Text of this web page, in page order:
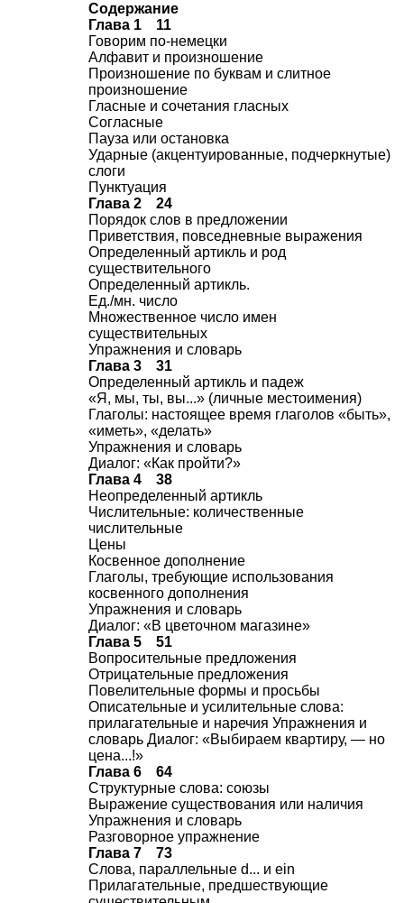
Содержание
Глава 1 11
Говорим по-немецки
Алфавит и произношение
Произношение по буквам и слитное
произношение
Гласные и сочетания гласных
Согласные
Пауза или остановка
Ударные (акцентуированные, подчеркнутые)
слоги
Пунктуация
Глава 2 24
Порядок слов в предложении
Приветствия, повседневные выражения
Определенный артикль и род
существительного
Определенный артикль.
Ед./мн. число
Множественное число имен
существительных
Упражнения и словарь
Глава 3 31
Определенный артикль и падеж
«Я, мы, ты, вы...» (личные местоимения)
Глаголы: настоящее время глаголов «быть»,
«иметь», «делать»
Упражнения и словарь
Диалог: «Как пройти?»
Глава 4 38
Неопределенный артикль
Числительные: количественные
числительные
Цены
Косвенное дополнение
Глаголы, требующие использования
косвенного дополнения
Упражнения и словарь
Диалог: «В цветочном магазине»
Глава 5 51
Вопросительные предложения
Отрицательные предложения
Повелительные формы и просьбы
Описательные и усилительные слова:
прилагательные и наречия Упражнения и
словарь Диалог: «Выбираем квартиру, — но
цена...!»
Глава 6 64
Структурные слова: союзы
Выражение существования или наличия
Упражнения и словарь
Разговорное упражнение
Глава 7 73
Слова, параллельные d... и ein
Прилагательные, предшествующие